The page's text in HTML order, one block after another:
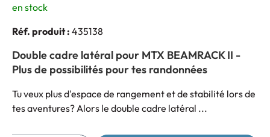
en stock
Réf. produit : 435138
Double cadre latéral pour MTX BEAMRACK II -
Plus de possibilités pour tes randonnées
Tu veux plus d'espace de rangement et de stabilité lors de
tes aventures? Alors le double cadre latéral ...